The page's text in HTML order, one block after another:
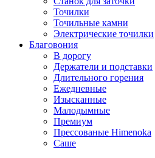
Точилки
Точильные камни
Электрические точилки
Благовония
В дорогу
Держатели и подставки
Длительного горения
Ежедневные
Изысканные
Малодымные
Премиум
Прессованые Himenoka
Саше